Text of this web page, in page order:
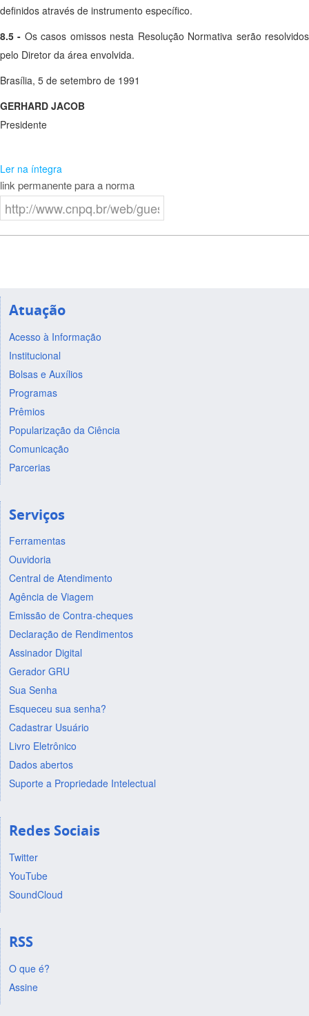
definidos através de instrumento específico.
8.5 - Os casos omissos nesta Resolução Normativa serão resolvidos
pelo Diretor da área envolvida.
Brasília, 5 de setembro de 1991
GERHARD JACOB
Presidente
Ler na íntegra
link permanente para a norma
Atuação
Acesso à Informação
Institucional
Bolsas e Auxílios
Programas
Prêmios
Popularização da Ciência
Comunicação
Parcerias
Serviços
Ferramentas
Ouvidoria
Central de Atendimento
Agência de Viagem
Emissão de Contra-cheques
Declaração de Rendimentos
Assinador Digital
Gerador GRU
Sua Senha
Esqueceu sua senha?
Cadastrar Usuário
Livro Eletrônico
Dados abertos
Suporte a Propriedade Intelectual
Redes Sociais
Twitter
YouTube
SoundCloud
RSS
O que é?
Assine